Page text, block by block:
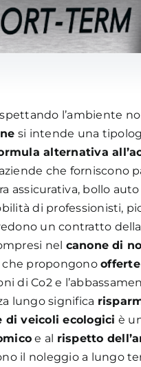
l’ambiente
si intende una
alternativa
che forniscono
bollo
di professionisti,
un contratto
nel canone di
che propongono
di Co2 e
lungo significa
di veicoli ecologici è
e al rispetto
il noleggio a lungo